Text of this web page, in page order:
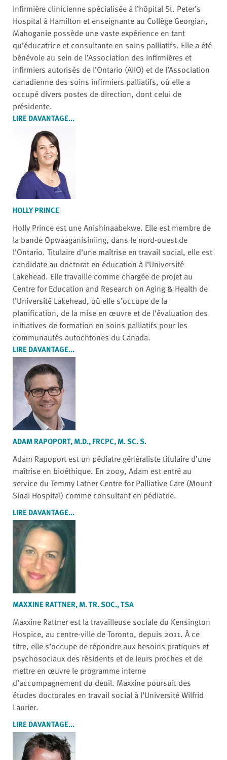
Infirmière clinicienne spécialisée à l’hôpital St. Peter’s
Hospital à Hamilton et enseignante au Collège Georgian,
Mahoganie possède une vaste expérience en tant
qu’éducatrice et consultante en soins palliatifs. Elle a été
bénévole au sein de l’Association des infirmières et
infirmiers autorisés de l’Ontario (AIIO) et de l’Association
canadienne des soins infirmiers palliatifs, où elle a
occupé divers postes de direction, dont celui de
présidente.
LIRE DAVANTAGE...
HOLLY PRINCE
Holly Prince est une Anishinaabekwe. Elle est membre de
la bande Opwaaganisiniing, dans le nord-ouest de
l’Ontario. Titulaire d’une maîtrise en travail social, elle est
candidate au doctorat en éducation à l’Université
Lakehead. Elle travaille comme chargée de projet au
Centre for Education and Research on Aging & Health de
l’Université Lakehead, où elle s’occupe de la
planification, de la mise en œuvre et de l’évaluation des
initiatives de formation en soins palliatifs pour les
communautés autochtones du Canada.
LIRE DAVANTAGE...
ADAM RAPOPORT, M.D., FRCPC, M. SC. S.
Adam Rapoport est un pédiatre généraliste titulaire d’une
maîtrise en bioéthique. En 2009, Adam est entré au
service du Temmy Latner Centre for Palliative Care (Mount
Sinai Hospital) comme consultant en pédiatrie.
LIRE DAVANTAGE...
MAXXINE RATTNER, M. TR. SOC., TSA
Maxxine Rattner est la travailleuse sociale du Kensington
Hospice, au centre-ville de Toronto, depuis 2011. À ce
titre, elle s’occupe de répondre aux besoins pratiques et
psychosociaux des résidents et de leurs proches et de
mettre en œuvre le programme interne
d’accompagnement du deuil. Maxxine poursuit des
études doctorales en travail social à l’Université Wilfrid
Laurier.
LIRE DAVANTAGE...